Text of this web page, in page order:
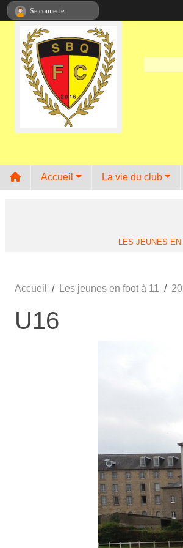
Accueil La vie du club
LES JEUNES
Accueil Les jeunes en foot à 11
U16
Se connecter
Panneau de gestion des cookies